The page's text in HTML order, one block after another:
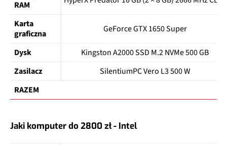
RAM
Karta
graficzna
GeForce GTX 1650 Super
Dysk
Kingston A2000 SSD M.2 NVMe 500 GB
Zasilacz
SilentiumPC Vero L3 500 W
RAZEM
Jaki komputer do 2800 zł - Intel